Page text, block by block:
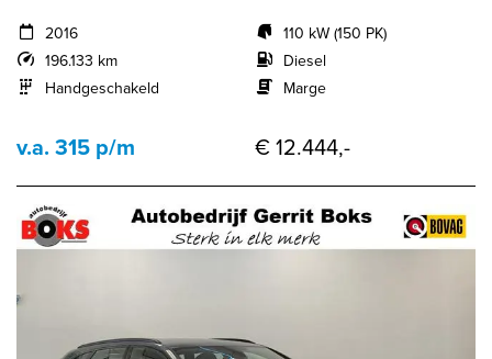
2016
196.133 km
Handgeschakeld
110 kW (150 PK)
Diesel
Marge
v.a. 315 p/m € 12.444,-